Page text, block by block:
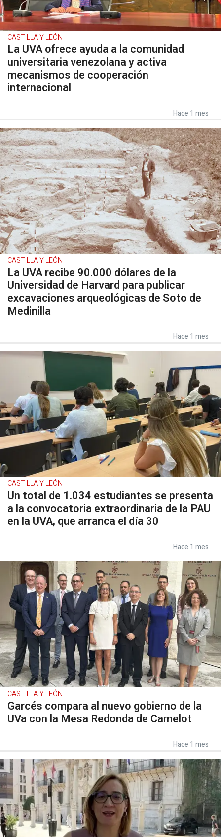
CASTILLA Y LEÓN
La UVA ofrece ayuda a la comunidad
universitaria venezolana y activa
mecanismos de cooperación
internacional
Hace 1 mes
CASTILLA Y LEÓN
La UVA recibe 90.000 dólares de la
Universidad de Harvard para publicar
excavaciones arqueológicas de Soto de
Medinilla
Hace 1 mes
CASTILLA Y LEÓN
Un total de 1.034 estudiantes se presenta
a la convocatoria extraordinaria de la PAU
en la UVA, que arranca el día 30
Hace 1 mes
CASTILLA Y LEÓN
Garcés compara al nuevo gobierno de la
UVa con la Mesa Redonda de Camelot
Hace 1 mes